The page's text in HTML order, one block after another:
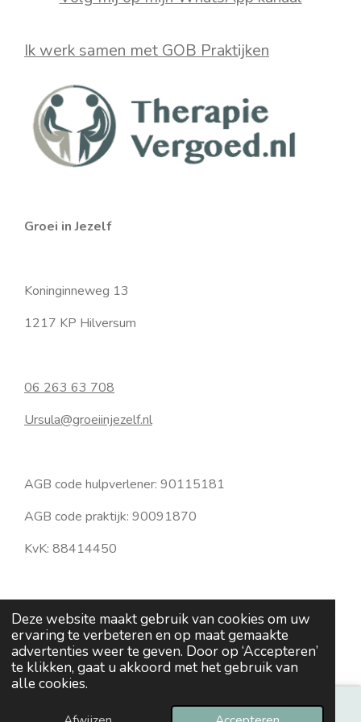
Deze website maakt gebruik van cookies om uw
ervaring te verbeteren en op maat gemaakte
advertenties weer te geven. Door op ‘Accepteren’
te klikken, gaat u akkoord met het gebruik van
alle cookies.
g
m
e
d
n
s
A
p
u
b
Ik werk samen met GOB Praktijken
Groei in Jezelf
Koninginneweg 13
1217 KP Hilversum
06 263 63 708
Ursula@groeiinjezelf.nl
AGB code hulpverlener: 90115181
AGB code praktijk: 90091870
KvK: 88414450
© 2025 Groei in Jezelf
Powered byJouwWeb